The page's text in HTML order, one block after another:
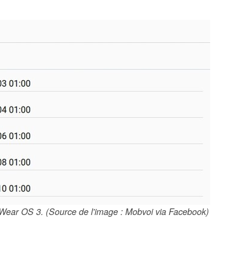
OS 3. (Source de l'image : Mobvoi via Facebook)